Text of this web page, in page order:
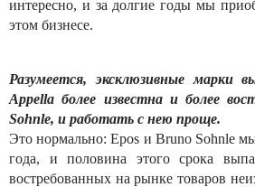
интересно, и за долгие годы мы
этом бизнесе.
Разумеется, эксклюзивные марки
Appella более известна и более
Sohnle, и работать с нею проще.
Это нормально: Epos и Bruno Sohnle
года, и половина этого срока
востребованных на рынке товаров